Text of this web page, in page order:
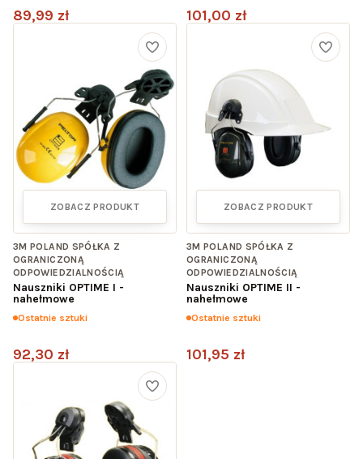
89,99 zł 101,00 zł
ZOBACZ PRODUKT
3M POLAND SPÓŁKA Z
OGRANICZONĄ
ODPOWIEDZIALNOŚCIĄ
Nauszniki OPTIME I -
nahełmowe
Ostatnie sztuki
92,30 zł
ZOBACZ PRODUKT
3M POLAND SPÓŁKA Z
OGRANICZONĄ
ODPOWIEDZIALNOŚCIĄ
Nauszniki OPTIME II -
nahełmowe
Ostatnie sztuki
101,95 zł